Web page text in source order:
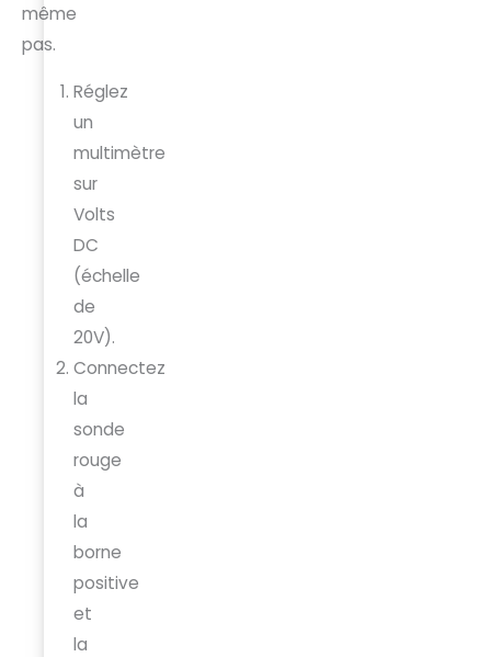
même
pas.
Réglez
un
multimètre
sur
Volts
DC
(échelle
de
20V).
Connectez
la
sonde
rouge
à
la
borne
positive
et
la